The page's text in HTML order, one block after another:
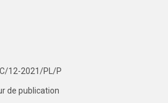
12-2021/PL/P
de publication